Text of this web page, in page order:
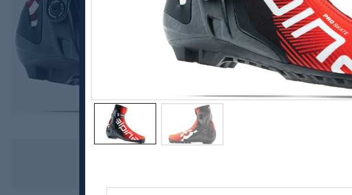
Alpina